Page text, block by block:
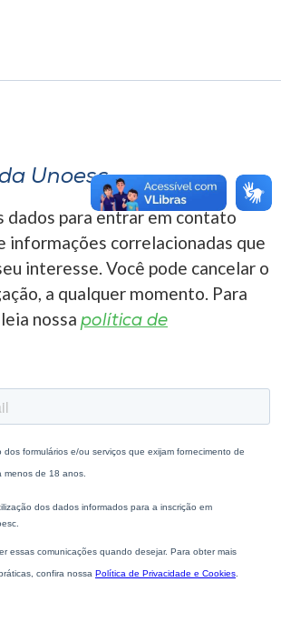
Unoesc
dados para entrar em contato
informações correlacionadas que
interesse. Você pode cancelar o
a qualquer momento. Para
nossa política de